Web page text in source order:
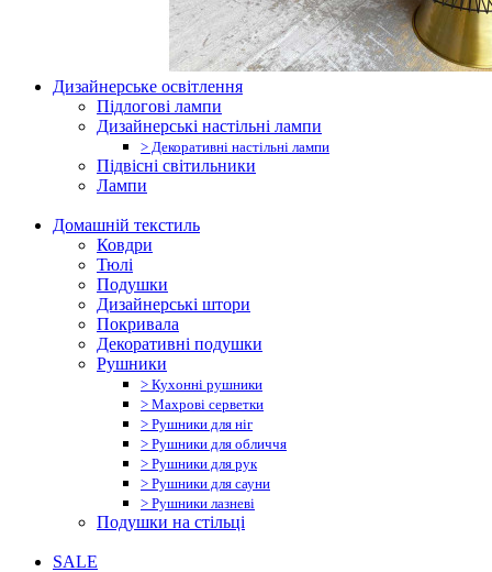
Дизайнерське освітлення
Підлогові лампи
Дизайнерські настільні лампи
> Декоративні настільні лампи
Підвісні світильники
Лампи
Домашній текстиль
Ковдри
Тюлі
Подушки
Дизайнерські штори
Покривала
Декоративні подушки
Рушники
> Кухонні рушники
> Махрові серветки
> Рушники для ніг
> Рушники для обличчя
> Рушники для рук
> Рушники для сауни
> Рушники лазневі
Подушки на стільці
SALE